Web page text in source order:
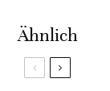
Ähnlich